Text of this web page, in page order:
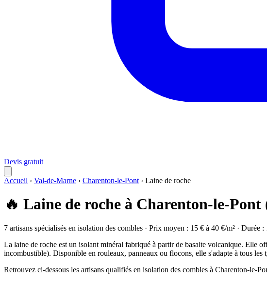
Devis gratuit
Accueil › Val-de-Marne › Charenton-le-Pont › Laine de roche
🔥 Laine de roche à Charenton-le-Pont
7 artisans spécialisés en isolation des combles · Prix moyen : 15 € à 40 €/m² · Durée :
La laine de roche est un isolant minéral fabriqué à partir de basalte volcanique. Elle
incombustible). Disponible en rouleaux, panneaux ou flocons, elle s'adapte à tous les
Retrouvez ci-dessous les artisans qualifiés en isolation des combles à Charenton-le-